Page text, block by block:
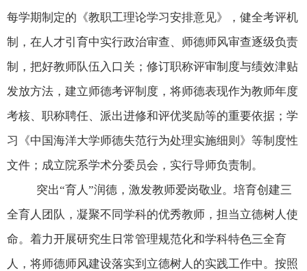
每学期制定的《教职工理论学习安排意见》，健全考评机
制，在人才引育中实行政治审查、师德师风审查逐级负责
制，把好教师队伍入口关；修订职称评审制度与绩效津贴
发放方法，建立师德考评制度，将师德表现作为教师年度
考核、职称聘任、派出进修和评优奖励等的重要依据；学
习《中国海洋大学师德失范行为处理实施细则》等制度性
文件；成立院系学术分委员会，实行导师负责制。
突出“育人”润德，激发教师爱岗敬业。培育创建三
全育人团队，凝聚不同学科的优秀教师，担当立德树人使
命。着力开展研究生日常管理规范化和学科特色三全育
人，将师德师风建设落实到立德树人的实践工作中。按照